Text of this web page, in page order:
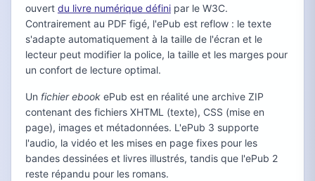
ouvert du livre numérique défini par le W3C.
Contrairement au PDF figé, l'ePub est reflow : le texte
s'adapte automatiquement à la taille de l'écran et le
lecteur peut modifier la police, la taille et les marges pour
un confort de lecture optimal.
Un fichier ebook ePub est en réalité une archive ZIP
contenant des fichiers XHTML (texte), CSS (mise en
page), images et métadonnées. L'ePub 3 supporte
l'audio, la vidéo et les mises en page fixes pour les
bandes dessinées et livres illustrés, tandis que l'ePub 2
reste répandu pour les romans.